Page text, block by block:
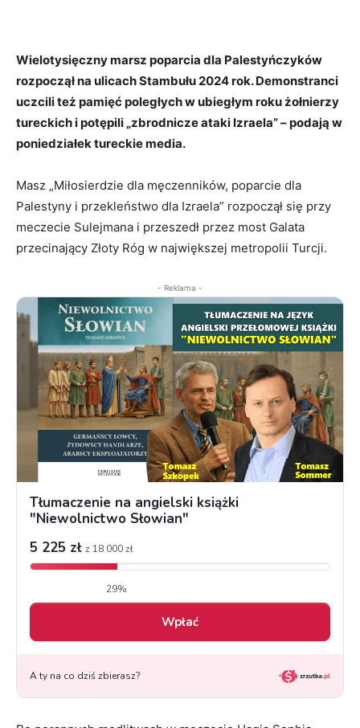
Wielotysięczny marsz poparcia dla Palestyńczyków
rozpoczął na ulicach Stambułu 2024 rok. Demonstranci
uczcili też pamięć poległych w ubiegłym roku żołnierzy
tureckich i potępili „zbrodnicze ataki Izraela” – podają w
poniedziałek tureckie media.
Masz „Miłosierdzie dla męczenników, poparcie dla
Palestyny i przekleństwo dla Izraela” rozpoczął się przy
meczecie Sulejmana i przeszedł przez most Galata
przecinający Złoty Róg w największej metropolii Turcji.
- Reklama -